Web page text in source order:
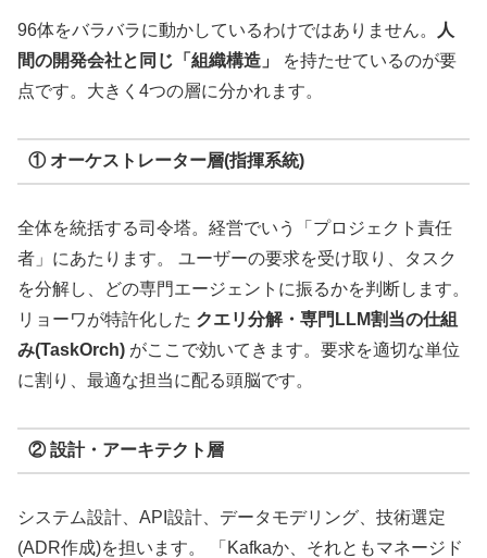
96体をバラバラに動かしているわけではありません。
人
間の開発会社と同じ「組織構造」
を持たせているのが要
点です。大きく4つの層に分かれます。
① オーケストレーター層(指揮系統)
全体を統括する司令塔。経営でいう「プロジェクト責任
者」にあたります。 ユーザーの要求を受け取り、タスク
を分解し、どの専門エージェントに振るかを判断します。
リョーワが特許化した クエリ分解・専門LLM割当の仕組
み(TaskOrch) がここで効いてきます。要求を適切な単位
に割り、最適な担当に配る頭脳です。
② 設計・アーキテクト層
システム設計、API設計、データモデリング、技術選定
(ADR作成)を担います。 「Kafkaか、それともマネージド